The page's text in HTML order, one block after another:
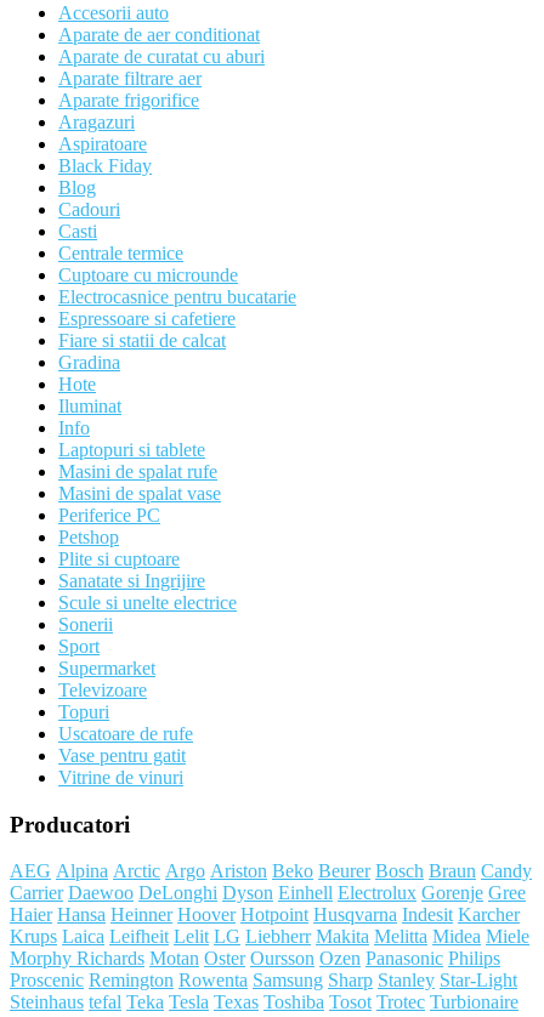
Accesorii auto
Aparate de aer conditionat
Aparate de curatat cu aburi
Aparate filtrare aer
Aparate frigorifice
Aragazuri
Aspiratoare
Black Fiday
Blog
Cadouri
Casti
Centrale termice
Cuptoare cu microunde
Electrocasnice pentru bucatarie
Espressoare si cafetiere
Fiare si statii de calcat
Gradina
Hote
Iluminat
Info
Laptopuri si tablete
Masini de spalat rufe
Masini de spalat vase
Periferice PC
Petshop
Plite si cuptoare
Sanatate si Ingrijire
Scule si unelte electrice
Sonerii
Sport
Supermarket
Televizoare
Topuri
Uscatoare de rufe
Vase pentru gatit
Vitrine de vinuri
Producatori
AEG Alpina Arctic Argo Ariston Beko Beurer Bosch Braun Candy
Carrier Daewoo DeLonghi Dyson Einhell Electrolux Gorenje Gree
Haier Hansa Heinner Hoover Hotpoint Husqvarna Indesit Karcher
Krups Laica Leifheit Lelit LG Liebherr Makita Melitta Midea Miele
Morphy Richards Motan Oster Oursson Ozen Panasonic Philips
Proscenic Remington Rowenta Samsung Sharp Stanley Star-Light
Steinhaus tefal Teka Tesla Texas Toshiba Tosot Trotec Turbionaire